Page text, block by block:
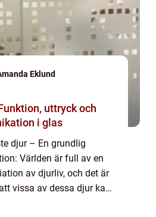
Eklund
uttryck och
i glas
djur – En grundlig
Världen är full av en
av djurliv, och det är
vissa av dessa djur kan